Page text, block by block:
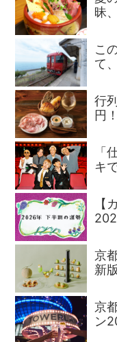
昧
こ
て
行
円
「
キ
【
京
新
京
ン